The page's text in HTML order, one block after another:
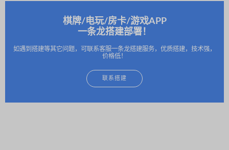
棋牌/电玩/房卡/游戏APP
一条龙搭建部署！
如遇到搭建等其它问题，可联系客服一条龙搭建服务，优质搭建，技术强，
价格低！
联系搭建